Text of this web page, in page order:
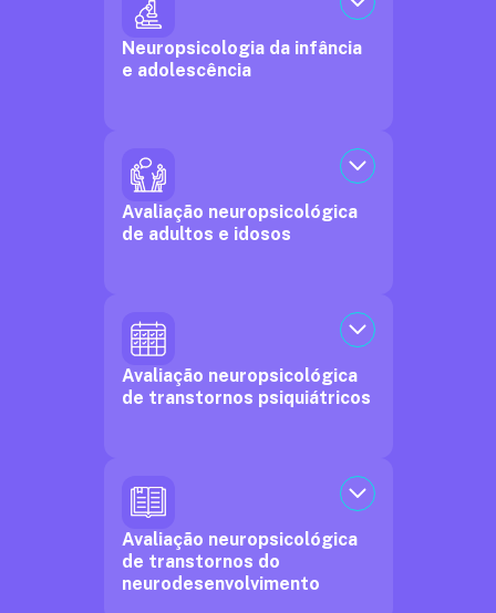
Neuropsicologia da infância
e adolescência
Avaliação neuropsicológica
de adultos e idosos
Avaliação neuropsicológica
de transtornos psiquiátricos
Avaliação neuropsicológica
de transtornos do
neurodesenvolvimento